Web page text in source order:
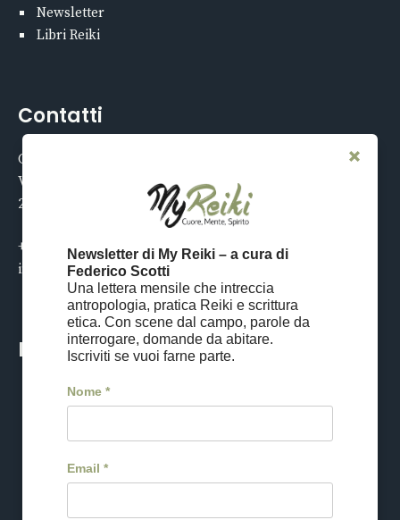
Newsletter
Libri Reiki
Contatti
Centro My Reiki
Via Tucidide 56
20134 Milano
+39 02 21119579
info@myreiki.it
Reiki Tour
Viaggio in Giappone
Cos'è il Reiki Tour
Newsletter di My Reiki – a cura di
Federico Scotti
Una lettera mensile che intreccia
antropologia, pratica Reiki e scrittura
etica. Con scene dal campo, parole da
interrogare, domande da abitare.
Iscriviti se vuoi farne parte.
Nome *
Email *